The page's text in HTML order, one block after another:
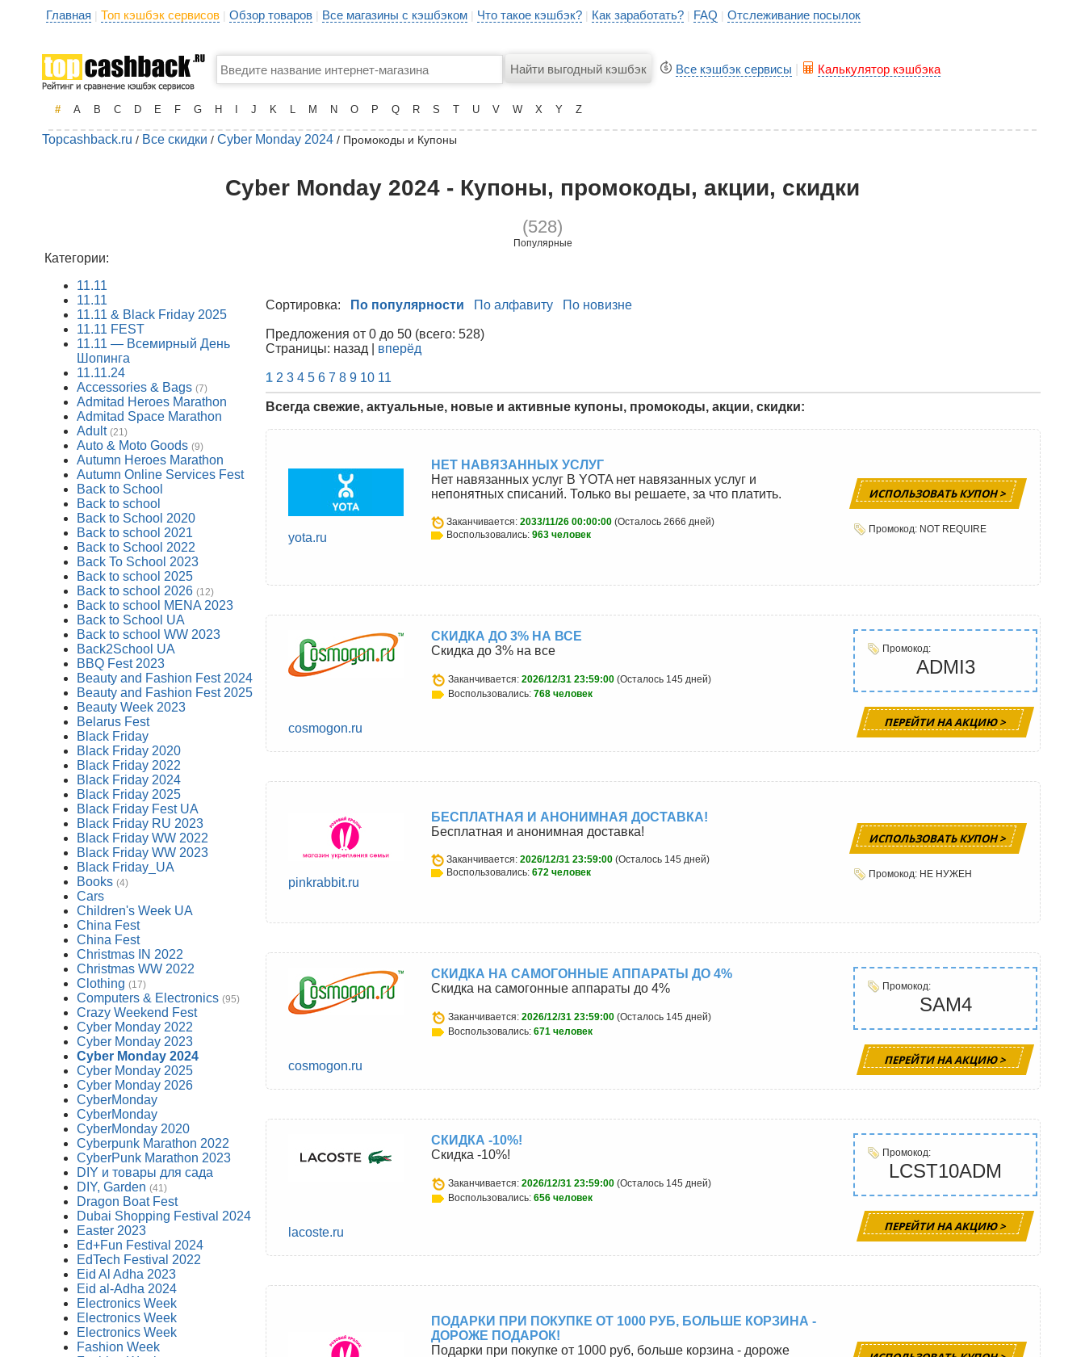
Главная | Топ кэшбэк сервисов | Обзор товаров | Все магазины с кэшбэком | Что такое кэшбэк? | Как заработать? | FAQ | Отслеживание посылок
Все кэшбэк сервисы Калькулятор кэшбэка
# A B C D E F G H J K L M N O P Q R S T U V W X Y Z
Topcashback.ru / Все скидки / Cyber Monday 2024 / Промокоды и Купоны
Cyber Monday 2024 - Купоны, промокоды, акции, скидки
(528)
Популярные
Категории:
11.11
11.11
11.11 & Black Friday 2025
11.11 FEST
11.11 — Всемирный День
Шопинга
11.11.24
Accessories & Bags (7)
Admitad Heroes Marathon
Admitad Space Marathon
Adult (21)
Auto & Moto Goods (9)
Autumn Heroes Marathon
Autumn Online Services Fest
Back to School
Back to school
Back to School 2020
Back to school 2021
Back to School 2022
Back To School 2023
Back to school 2025
Back to school 2026 (12)
Back to school MENA 2023
Back to School UA
Back to school WW 2023
Back2School UA
BBQ Fest 2023
Beauty and Fashion Fest 2024
Beauty and Fashion Fest 2025
Beauty Week 2023
Belarus Fest
Black Friday
Black Friday 2020
Black Friday 2022
Black Friday 2024
Black Friday 2025
Black Friday Fest UA
Black Friday RU 2023
Black Friday WW 2022
Black Friday WW 2023
Black Friday_UA
Books (4)
Cars
Children's Week UA
China Fest
China Fest
Christmas IN 2022
Christmas WW 2022
Clothing (17)
Computers & Electronics (95)
Crazy Weekend Fest
Cyber Monday 2022
Cyber Monday 2023
Cyber Monday 2024
Cyber Monday 2025
Cyber Monday 2026
CyberMonday
CyberMonday
CyberMonday 2020
Cyberpunk Marathon 2022
CyberPunk Marathon 2023
DIY и товары для сада
DIY, Garden (41)
Dragon Boat Fest
Dubai Shopping Festival 2024
Easter 2023
Ed+Fun Festival 2024
EdTech Festival 2022
Eid Al Adha 2023
Eid al-Adha 2024
Electronics Week
Electronics Week
Electronics Week
Fashion Week
Сортировка: По популярности По алфавиту По новизне
Предложения от 0 до 50 (всего: 528)
Страницы: назад | вперёд
1 2 3 4 5 6 7 8 9 10 11
Всегда свежие, актуальные, новые и активные купоны, промокоды, акции, скидки:
yota.ru
НЕТ НАВЯЗАННЫХ УСЛУГ
Нет навязанных услуг В YOTA нет навязанных услуг и
непонятных списаний. Только вы решаете, за что платить.
Заканчивается: 2033/11/26 00:00:00 (Осталось 2666 дней)
Воспользовались: 963 человек
ИСПОЛЬЗОВАТЬ КУПОН >
Промокод: NOT REQUIRE
cosmogon.ru
СКИДКА ДО 3% НА ВСЕ
Скидка до 3% на все
Заканчивается: 2026/12/31 23:59:00 (Осталось 145 дней)
Воспользовались: 768 человек
Промокод:
ADMI3
ПЕРЕЙТИ НА АКЦИЮ >
pinkrabbit.ru
БЕСПЛАТНАЯ И АНОНИМНАЯ ДОСТАВКА!
Бесплатная и анонимная доставка!
Заканчивается: 2026/12/31 23:59:00 (Осталось 145 дней)
Воспользовались: 672 человек
ИСПОЛЬЗОВАТЬ КУПОН >
Промокод: НЕ НУЖЕН
cosmogon.ru
СКИДКА НА САМОГОННЫЕ АППАРАТЫ ДО 4%
Скидка на самогонные аппараты до 4%
Заканчивается: 2026/12/31 23:59:00 (Осталось 145 дней)
Воспользовались: 671 человек
Промокод:
SAM4
ПЕРЕЙТИ НА АКЦИЮ >
lacoste.ru
СКИДКА -10%!
Скидка -10%!
Заканчивается: 2026/12/31 23:59:00 (Осталось 145 дней)
Воспользовались: 656 человек
Промокод:
LCST10ADM
ПЕРЕЙТИ НА АКЦИЮ >
ПОДАРКИ ПРИ ПОКУПКЕ ОТ 1000 РУБ, БОЛЬШЕ КОРЗИНА -
ДОРОЖЕ ПОДАРОК!
Подарки при покупке от 1000 руб, больше корзина - дороже